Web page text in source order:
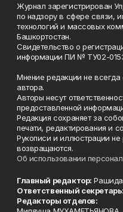
Журнал зарегистрирован
по надзору в сфере связи,
технологий и массовых
Башкортостан.
Свидетельство о
информации ПИ № ТУ02-
Мнение редакции не всегда
автора.
Авторы несут
предоставленной
Редакция сохраняет за
печати, редактирования и
Рукописи и иллюстрации не
возвращаются.
Об использовании
Главный редактор:
Ответственный секретарь:
Редакторы отделов: